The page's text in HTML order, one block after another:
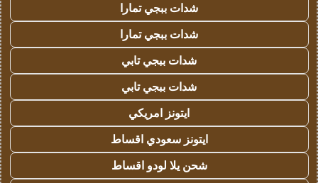
شدات ببجي تمارا
شدات ببجي تمارا
شدات ببجي تابي
شدات ببجي تابي
ايتونز امريكي
ايتونز سعودي اقساط
شحن يلا لودو اقساط